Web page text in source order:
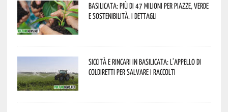
Basilicata: più di 47 milioni per piazze, verde
e sostenibilità. I dettagli
Siccità e rincari in Basilicata: l’appello di
Coldiretti per salvare i raccolti